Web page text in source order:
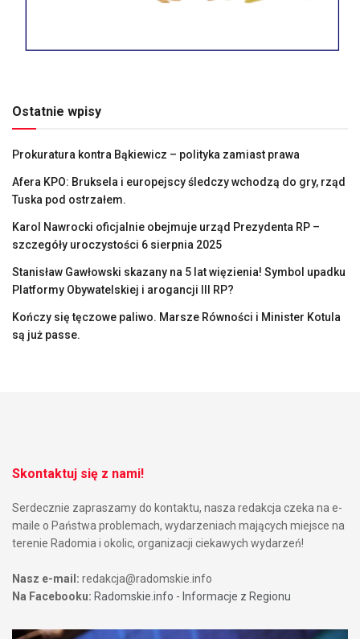
Ostatnie wpisy
Prokuratura kontra Bąkiewicz – polityka zamiast prawa
Afera KPO: Bruksela i europejscy śledczy wchodzą do gry, rząd
Tuska pod ostrzałem.
Karol Nawrocki oficjalnie obejmuje urząd Prezydenta RP –
szczegóły uroczystości 6 sierpnia 2025
Stanisław Gawłowski skazany na 5 lat więzienia! Symbol upadku
Platformy Obywatelskiej i arogancji III RP?
Kończy się tęczowe paliwo. Marsze Równości i Minister Kotula
są już passe.
Skontaktuj się z nami!
Serdecznie zapraszamy do kontaktu, nasza redakcja czeka na e-
maile o Państwa problemach, wydarzeniach mających miejsce na
terenie Radomia i okolic, organizacji ciekawych wydarzeń!
Nasz e-mail: redakcja@radomskie.info
Na Facebooku: Radomskie.info - Informacje z Regionu